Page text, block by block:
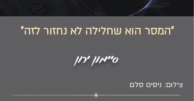
"המסר הוא שחלילה לא נחזור לזה"
סיימון ירון
צילום: ניסים סלם